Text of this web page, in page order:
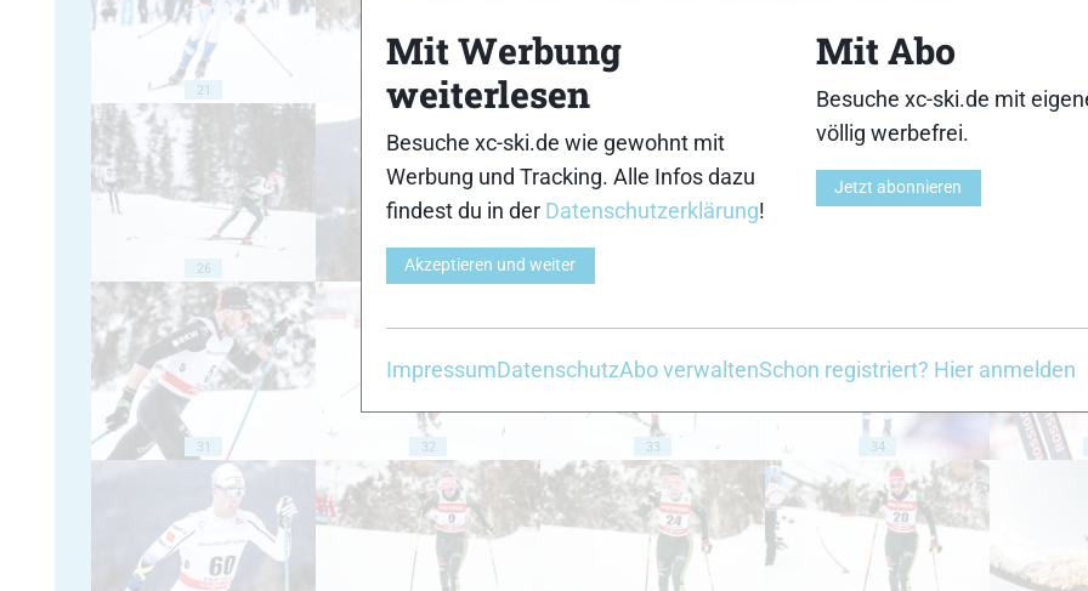
21 22 24
26 27
31 32 33 34
Mit Werbung
weiterlesen
Besuche xc-ski.de wie gewohnt mit
Werbung und Tracking. Alle Infos dazu
findest du in der Datenschutzerklärung!
Akzeptieren und weiter
Mit Abo
Besuche xc-ski.de mit
völlig werbefrei.
Jetzt abonnieren
ImpressumDatenschutzAbo verwaltenSchon registriert? Hier anmelden